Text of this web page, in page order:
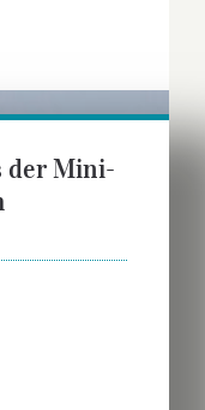
der Mini-